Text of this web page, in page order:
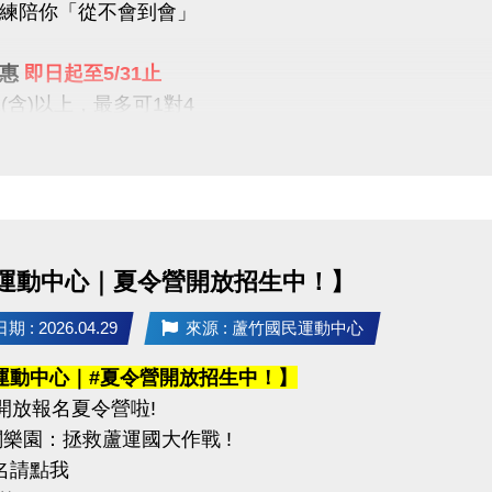
帶身分證影本或戶口名簿
告】
）可至臉書或 IG 查看
混合雙打（不限性別）
項】
請攜帶身分證為憑，若兩位選手年紀組別不同，採年
當日報到請出示身分證或健保卡，以備查核。
比賽時間 3 分鐘未出賽者，以棄權論（以大會掛鐘為
陪你「從不會到會」
即日起至5/31止
)以上，最多可1對4
沒有！這個夏天，不只是玩水
「學會游」
在此優惠，登記時需先收費
報名後課堂不得超過30堂(含現有課單)
須於3個月內完成，逾期視同放棄(依定型化契約為主)
動中心｜夏令營開放招生中！】
期 : 2026.04.29 來源 : 蘆竹國民運動中心
動中心｜#夏令營開放招生中！】
放報名夏令營啦!
園：拯救蘆運國大作戰 !
請點我